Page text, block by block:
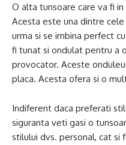
O alta tunsoare care va fi
Acesta este una dintre
urma si se imbina perfect
fi tunat si ondulat pentru a
provocator. Aceste
placa. Acesta ofera si o
Indiferent daca preferati
siguranta veti gasi o
stilului dvs. personal, cat si